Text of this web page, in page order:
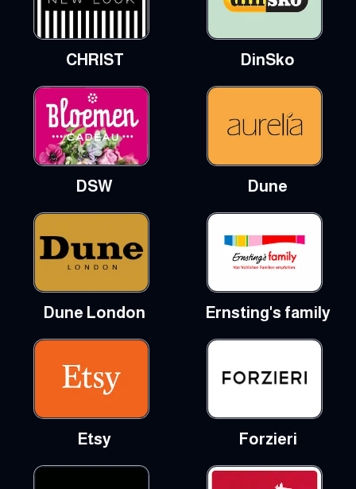
CHRIST DinSko
DSW Dune
Dune London Ernsting's family
Etsy Forzieri